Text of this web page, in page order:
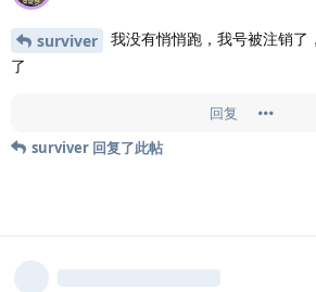
surviver
我没有悄悄跑，我号被注销
了
回复
surviver 回复了此帖